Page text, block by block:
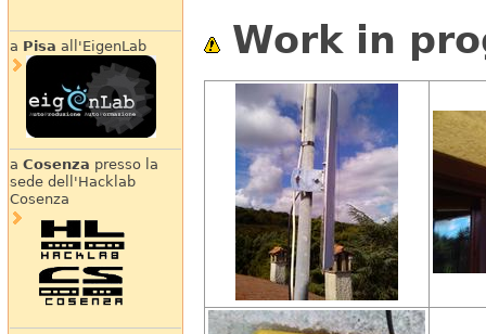
a Pisa all'EigenLab
a Cosenza presso la
sede dell'Hacklab
Cosenza
Work in